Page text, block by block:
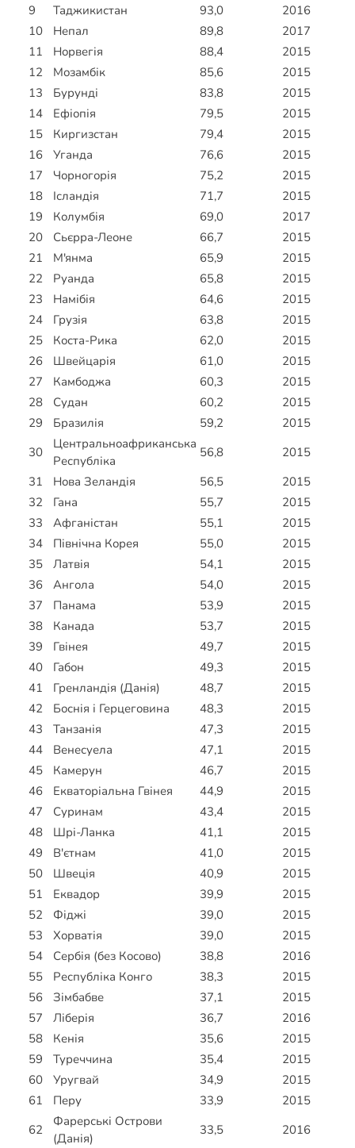
9
Таджикистан 93,0
2016
10
Непал 89,8
2017
11
Норвегія 88,4
2015
12
Мозамбік 85,6
2015
13
Бурунді 83,8
2015
14
Ефіопія 79,5
2015
15
Киргизстан 79,4
2015
16
Уганда 76,6
2015
17
Чорногорія 75,2
2015
18
Ісландія 71,7
2015
19
Колумбія 69,0
2017
20
Сьєрра-Леоне 66,7
2015
21
М'янма 65,9
2015
22
Руанда 65,8
2015
23
Намібія 64,6
2015
24
Грузія 63,8
2015
25
Коста-Рика 62,0
2015
26
Швейцарія 61,0
2015
27
Камбоджа 60,3
2015
28
Судан 60,2
2015
29
Бразилія 59,2
2015
30
Центральноафриканська
Республіка
56,8
2015
31
Нова Зеландія 56,5
2015
32
Гана 55,7
2015
33
Афганістан 55,1
2015
34
Північна Корея 55,0
2015
35
Латвія 54,1
2015
36
Ангола 54,0
2015
37
Панама 53,9
2015
38
Канада 53,7
2015
39
Гвінея 49,7
2015
40
Габон 49,3
2015
41
Гренландія (Данія) 48,7
2015
42
Боснія і Герцеговина 48,3
2015
43
Танзанія 47,3
2015
44
Венесуела 47,1
2015
45
Камерун 46,7
2015
46
Екваторіальна Гвінея 44,9
2015
47
Суринам 43,4
2015
48
Шрі-Ланка 41,1
2015
49
В'єтнам 41,0
2015
50
Швеція 40,9
2015
51
Еквадор 39,9
2015
52
Фіджі 39,0
2015
53
Хорватія 39,0
2015
54
Сербія (без Косово) 38,8
2016
55
Республіка Конго 38,3
2015
56
Зімбабве 37,1
2015
57
Ліберія 36,7
2016
58
Кенія 35,6
2015
59
Туреччина 35,4
2015
60
Уругвай 34,9
2015
61
Перу 33,9
2015
62
Фарерські Острови
(Данія)
33,5
2016